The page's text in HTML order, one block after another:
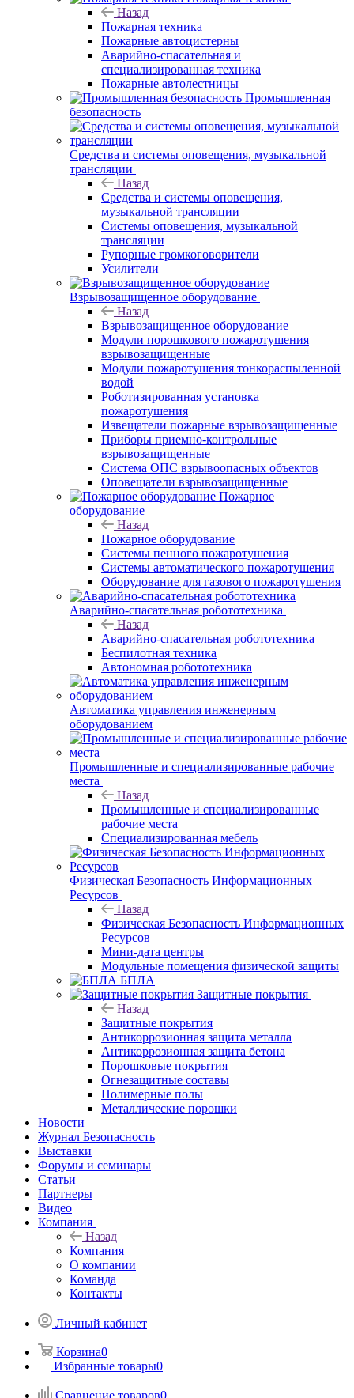
Назад
Пожарная техника
Пожарные автоцистерны
Аварийно-спасательная и
специализированная техника
Пожарные автолестницы
Промышленная
безопасность
Средства и системы оповещения, музыкальной
трансляции
Назад
Средства и системы оповещения,
музыкальной трансляции
Системы оповещения, музыкальной
трансляции
Рупорные громкоговорители
Усилители
Взрывозащищенное оборудование
Назад
Взрывозащищенное оборудование
Модули порошкового пожаротушения
взрывозащищенные
Модули пожаротушения тонкораспыленной
водой
Роботизированная установка
пожаротушения
Извещатели пожарные взрывозащищенные
Приборы приемно-контрольные
взрывозащищенные
Система ОПС взрывоопасных объектов
Оповещатели взрывозащищенные
Пожарное
оборудование
Назад
Пожарное оборудование
Системы пенного пожаротушения
Системы автоматического пожаротушения
Оборудование для газового пожаротушения
Аварийно-спасательная робототехника
Назад
Аварийно-спасательная робототехника
Беспилотная техника
Автономная робототехника
Автоматика управления инженерным
оборудованием
Промышленные и специализированные рабочие
места
Назад
Промышленные и специализированные
рабочие места
Специализированная мебель
Физическая Безопасность Информационных
Ресурсов
Назад
Физическая Безопасность Информационных
Ресурсов
Мини-дата центры
Модульные помещения физической защиты
БПЛА
Защитные покрытия
Назад
Защитные покрытия
Антикоррозионная защита металла
Антикоррозионная защита бетона
Порошковые покрытия
Огнезащитные составы
Полимерные полы
Металлические порошки
Новости
Журнал Безопасность
Выставки
Форумы и семинары
Статьи
Партнеры
Видео
Компания
Назад
Компания
О компании
Команда
Контакты
Личный кабинет
Корзина0
Избранные товары0
Сравнение товаров0